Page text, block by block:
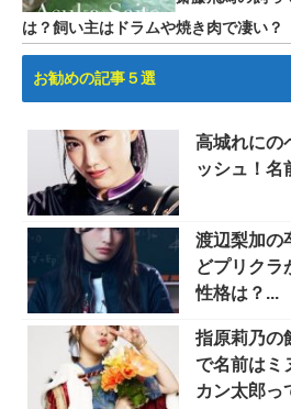
は？飼い主はドラムや焼き肉で凄い？
お勧めの記事５選
高城れにの
ッシュ！名
渡辺梨加の
どプリクラ
性格は？...
指原莉乃の
で名前はミ
カン太郎っ